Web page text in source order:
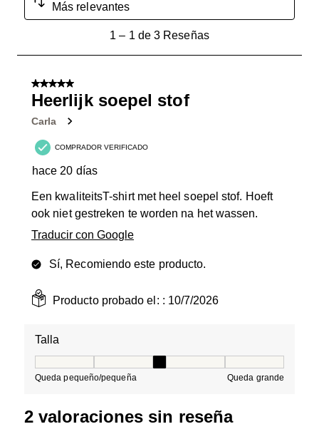
Más relevantes
Reseñas.
1 – 1 de 3 Reseñas
5 de 5 estrellas.
Heerlijk soepel stof
Carla
COMPRADOR VERIFICADO
hace 20 días
Een kwaliteitsT-shirt met heel soepel stof. Hoeft
ook niet gestreken te worden na het wassen.
Traducir con Google
Sí, Recomiendo este producto.
Producto probado el: : 10/7/2026
Talla
Queda pequeño/pequeña Queda grande
2 valoraciones sin reseña